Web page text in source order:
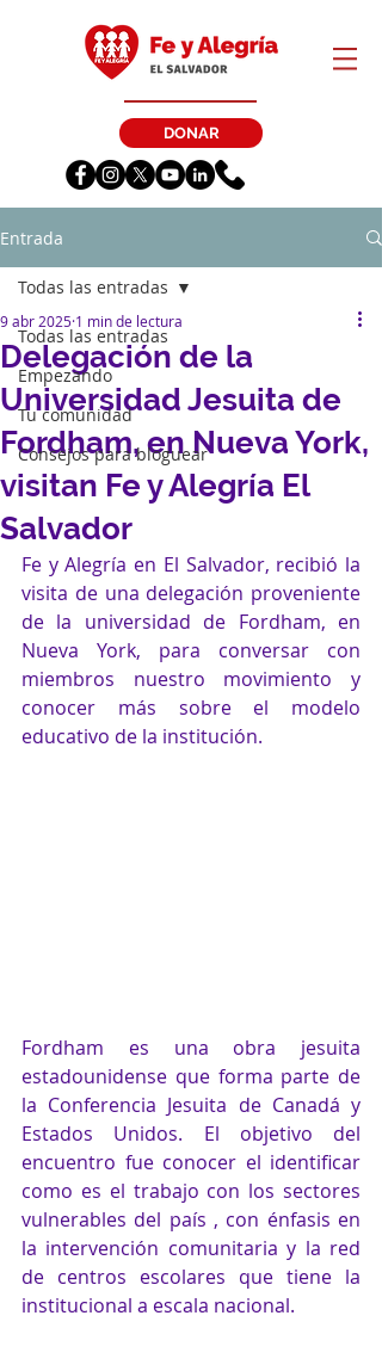
DONAR
Entrada
Todas las entradas
Empezando
Tu comunidad
Consejos para bloguear
Todas las entradas
Delegación de la
Universidad Jesuita de
Fordham, en Nueva York,
visitan Fe y Alegría El
Salvador
9 abr 2025 1 min de lectura
Fe y Alegría en El Salvador, recibió la
visita de una delegación proveniente
de la universidad de Fordham, en
Nueva York, para conversar con
miembros nuestro movimiento y
conocer más sobre el modelo
educativo de la institución.
Fordham es una obra jesuita
estadounidense que forma parte de
la Conferencia Jesuita de Canadá y
Estados Unidos. El objetivo del
encuentro fue conocer el identificar
como es el trabajo con los sectores
vulnerables del país , con énfasis en
la intervención comunitaria y la red
de centros escolares que tiene la
institucional a escala nacional.